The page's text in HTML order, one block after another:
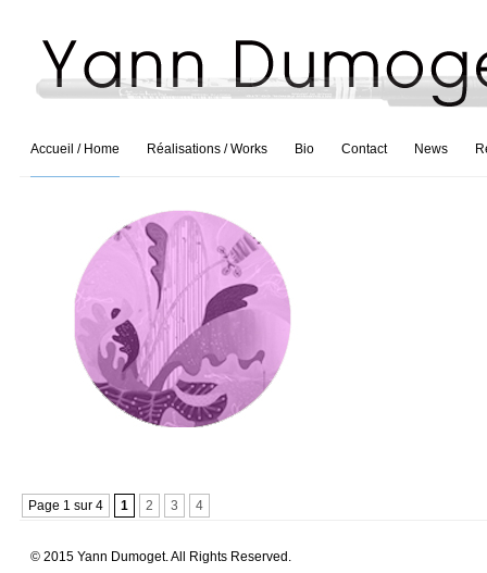
Accueil / Home Réalisations / Works Bio Contact News
Page 1 sur 4 1 2 3 4
© 2015 Yann Dumoget. All Rights Reserved.